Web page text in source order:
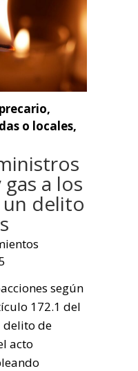
,
o locales,
a los
un delito
según
172.1 del
delito de
acto